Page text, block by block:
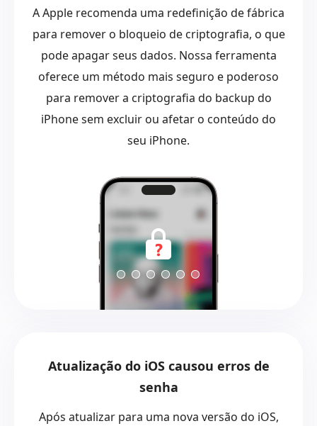
A Apple recomenda uma redefinição de fábrica
para remover o bloqueio de criptografia, o que
pode apagar seus dados. Nossa ferramenta
oferece um método mais seguro e poderoso
para remover a criptografia do backup do
iPhone sem excluir ou afetar o conteúdo do
seu iPhone.
Atualização do iOS causou erros de
senha
Após atualizar para uma nova versão do iOS,